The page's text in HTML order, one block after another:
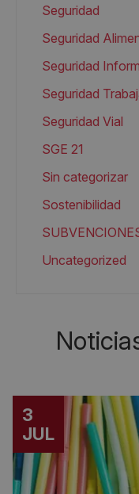
Seguridad
Seguridad
Seguridad
Seguridad
Seguridad Vial
SGE 21
Sin categorizar
Sostenibilidad
Uncategorized
3
JUL